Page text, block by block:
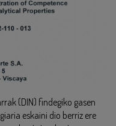
(DIN) findegiko gasen
eskaini dio berriz ere